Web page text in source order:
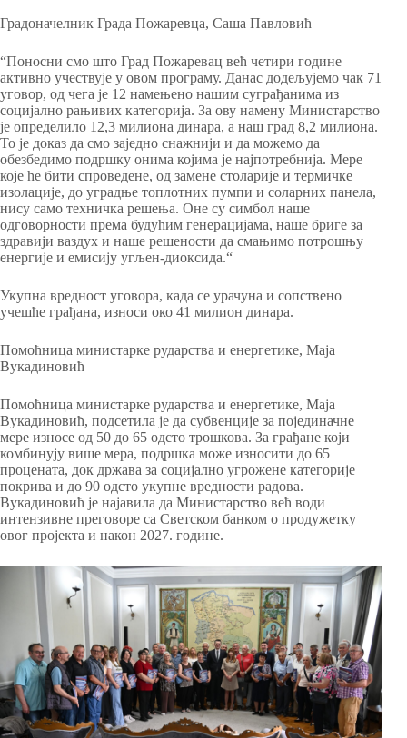
Градоначелник Града Пожаревца, Саша Павловић
“Поносни смо што Град Пожаревац већ четири године
активно учествује у овом програму. Данас додељујемо чак 71
уговор, од чега је 12 намењено нашим суграђанима из
социјално рањивих категорија. За ову намену Министарство
је определило 12,3 милиона динара, а наш град 8,2 милиона.
То је доказ да смо заједно снажнији и да можемо да
обезбедимо подршку онима којима је најпотребнија. Мере
које ће бити спроведене, од замене столарије и термичке
изолације, до уградње топлотних пумпи и соларних панела,
нису само техничка решења. Оне су симбол наше
одговорности према будућим генерацијама, наше бриге за
здравији ваздух и наше решености да смањимо потрошњу
енергије и емисију угљен-диоксида.“
Укупна вредност уговора, када се урачуна и сопствено
учешће грађана, износи око 41 милион динара.
Помоћница министарке рударства и енергетике, Маја
Вукадиновић
Помоћница министарке рударства и енергетике, Маја
Вукадиновић, подсетила је да субвенције за појединачне
мере износе од 50 до 65 одсто трошкова. За грађане који
комбинују више мера, подршка може износити до 65
процената, док држава за социјално угрожене категорије
покрива и до 90 одсто укупне вредности радова.
Вукадиновић је најавила да Министарство већ води
интензивне преговоре са Светском банком о продужетку
овог пројекта и након 2027. године.